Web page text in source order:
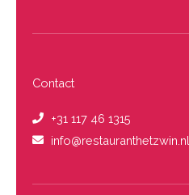
Contact
+31 117 46 1315
info@restauranthetzwin.nl